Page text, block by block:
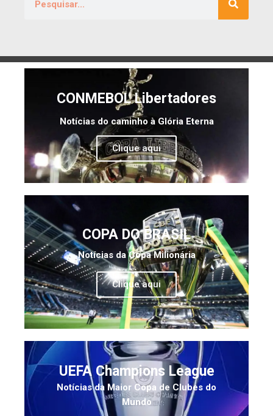
CONMEBOL Libertadores
Notícias do caminho à Glória Eterna
Clique aqui
COPA DO BRASIL
Notícias da Copa Milionária
Clique aqui
UEFA Champions League
Notícias da Maior Copa de Clubes do
Mundo